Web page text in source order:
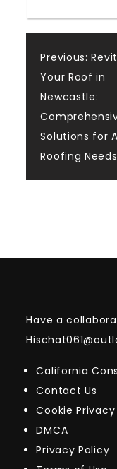
Post
Previous:
Your Roof in
Newcastle:
Solutions for
Roofing Needs
Have a
California
Contact Us
Cookie
DMCA
Privacy Policy